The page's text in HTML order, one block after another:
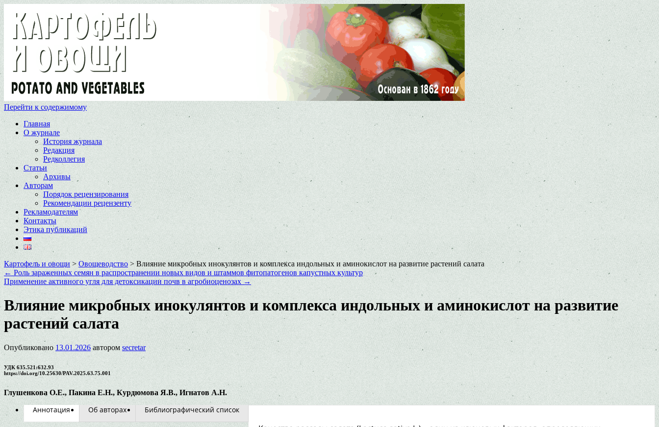
Перейти к содержимому
Главная
О журнале
История журнала
Редакция
Редколлегия
Статьи
Архивы
Авторам
Порядок рецензирования
Рекомендации рецензенту
Рекламодателям
Контакты
Этика публикаций
Картофель и овощи > Овощеводство >Влияние микробных инокулянтов и комплекса индольных и аминокислот на развитие растений салата
← Роль зараженных семян в распространении новых видов и штаммов фитопатогенов капустных культур
Применение активного угля для детоксикации почв в агробиоценозах →
Влияние микробных инокулянтов и комплекса индольных и аминокислот на развитие
растений салата
Опубликовано 13.01.2026 автором secretar
УДК 635.521:632.93
https://doi.org/10.25630/PAV.2025.63.75.001
Глушенкова О.Е., Пакина Е.Н., Курдюмова Я.В., Игнатов А.Н.
Аннотация Об авторах Библиографический список